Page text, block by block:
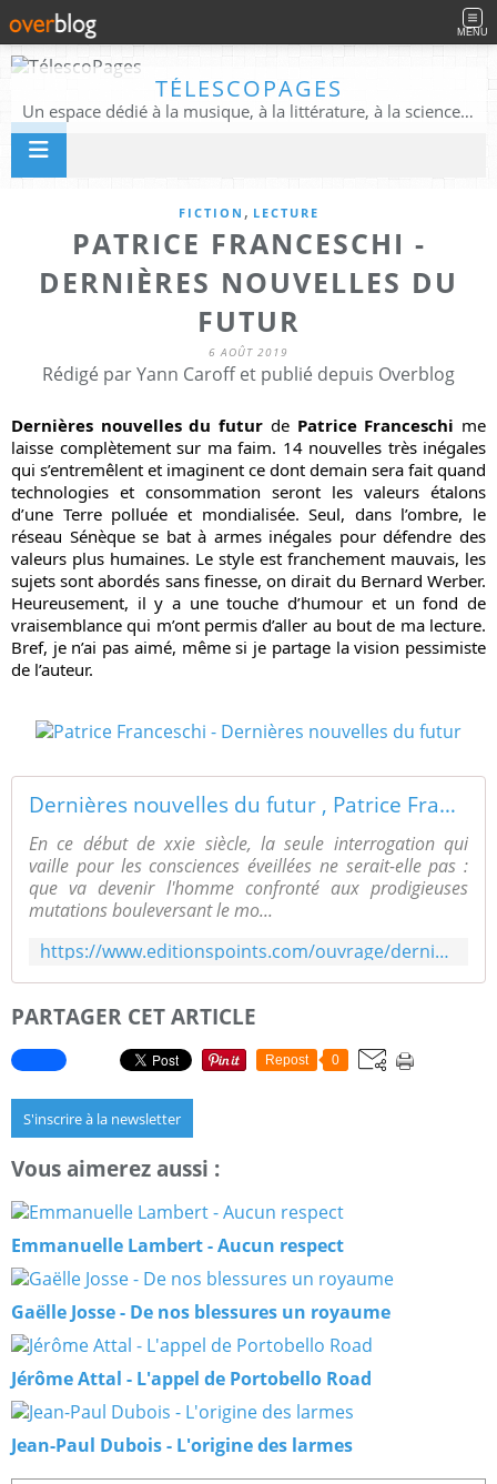
MENU
TÉLESCOPAGES
Un espace dédié à la musique, à la littérature, à la science, à la conscience, et au-delà
FICTION , LECTURE
PATRICE FRANCESCHI -
DERNIÈRES NOUVELLES DU
FUTUR
6 AOÛT 2019
Rédigé par Yann Caroff et publié depuis Overblog
Dernières nouvelles du futur de Patrice Franceschi me
laisse complètement sur ma faim. 14 nouvelles très inégales
qui s’entremêlent et imaginent ce dont demain sera fait quand
technologies et consommation seront les valeurs étalons
d’une Terre polluée et mondialisée. Seul, dans l’ombre, le
réseau Sénèque se bat à armes inégales pour défendre des
valeurs plus humaines. Le style est franchement mauvais, les
sujets sont abordés sans finesse, on dirait du Bernard Werber.
Heureusement, il y a une touche d’humour et un fond de
vraisemblance qui m’ont permis d’aller au bout de ma lecture.
Bref, je n’ai pas aimé, même si je partage la vision pessimiste
de l’auteur.
Dernières nouvelles du futur , Patrice Franceschi, Lit...
En ce début de xxie siècle, la seule interrogation qui
vaille pour les consciences éveillées ne serait-elle pas :
que va devenir l'homme confronté aux prodigieuses
mutations bouleversant le mo...
https://www.editionspoints.com/ouvrage/dernieres-nouvelles-du-futur-patrice-franceschi/9782757874431
PARTAGER CET ARTICLE
Repost 0
S'inscrire à la newsletter
Vous aimerez aussi :
Emmanuelle Lambert - Aucun respect
Gaëlle Josse - De nos blessures un royaume
Jérôme Attal - L'appel de Portobello Road
Jean-Paul Dubois - L'origine des larmes